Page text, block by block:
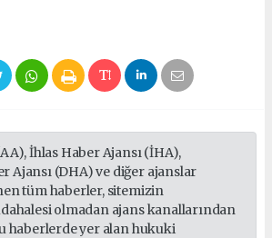
İhlas Haber Ajansı (İHA),
Ajansı (DHA) ve diğer ajanslar
tüm haberler, sitemizin
olmadan ajans kanallarından
haberlerde yer alan hukuki